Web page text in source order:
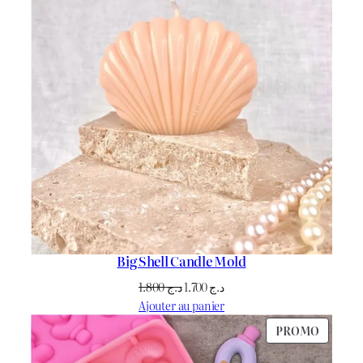
Big Shell Candle Mold
د.ج1.800
Le
prix
initial
était :
د.ج1.700
Le
prix
actuel
est :
Ajouter au panier
PROMO
EN